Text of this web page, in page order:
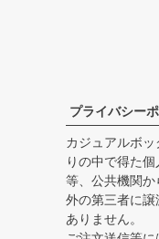
プライバシー
カジュアルボ
りの中で得た
等、公共機関か
外の第三者に
ありません。